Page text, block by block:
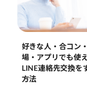
好きな人・合コン
場・アプリでも使
LINE連絡先交換を
方法